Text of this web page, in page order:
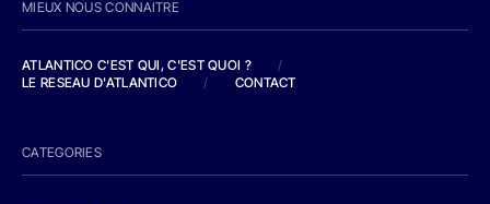
MIEUX NOUS CONNAITRE
ATLANTICO C'EST QUI, C'EST QUOI ?
/
LE RESEAU D'ATLANTICO
/ CONTACT
CATEGORIES